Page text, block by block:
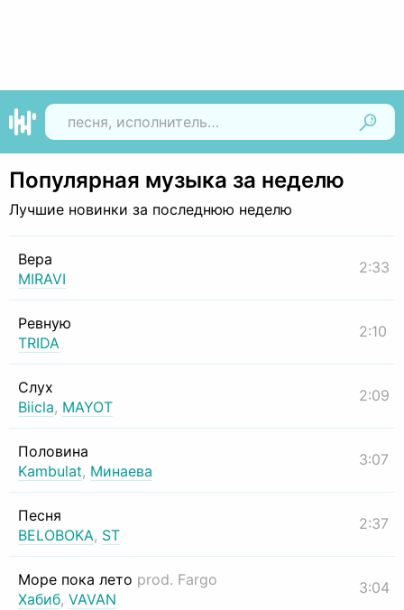
Популярная музыка за неделю
Лучшие новинки за последнюю неделю
Вера
MIRAVI
2:33
Ревную
TRIDA
2:10
Слух
Biicla, MAYOT
2:09
Половина
Kambulat, Минаева
3:07
Песня
BELOBOKA, ST
2:37
Море пока лето prod. Fargo
Хабиб, VAVAN
3:04